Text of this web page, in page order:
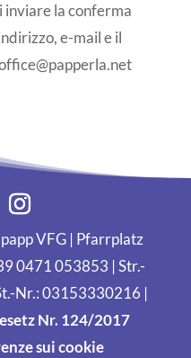
la conferma
e-mail e il
VFG | Pfarrplatz
0471 053853 | Str.-
Nr.: 03153330216 |
Nr. 124/2017
sui cookie